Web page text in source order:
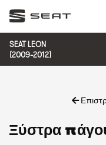
SEAT LEON
(2009-2012)
Ξύστρα